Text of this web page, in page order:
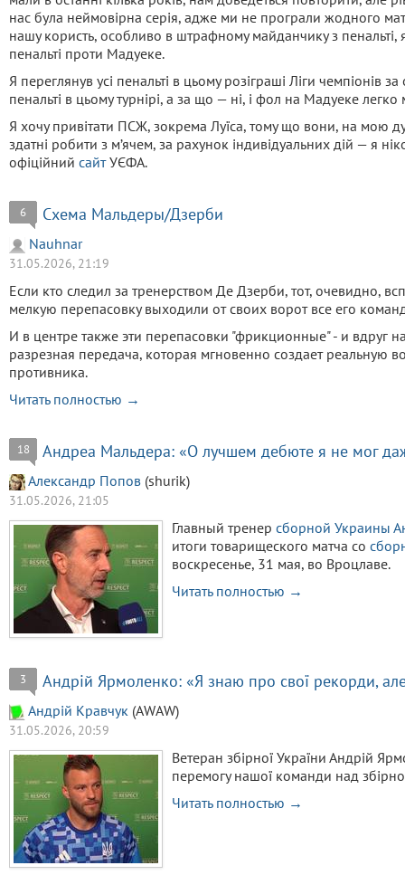
нас була неймовірна серія, адже ми не програли жодного
нашу користь, особливо в штрафному майданчику з
пенальті проти Мадуеке.
Я переглянув усі пенальті в цьому розіграші Ліги чемпіонів
пенальті в цьому турнірі, а за що — ні, і фол на Мадуеке легко
Я хочу привітати ПСЖ, зокрема Луїса, тому що вони, на мою
здатні робити з м’ячем, за рахунок індивідуальних дій — я
офіційний сайтУЄФА.
6 Схема Мальдеры/Дзерби
Nauhnar
31.05.2026, 21:19
Если кто следил за тренерством Де Дзерби, тот, очевидно,
мелкую перепасовку выходили от своих ворот все его
И в центре также эти перепасовки "фрикционные" - и вдруг
разрезная передача, которая мгновенно создает реальную
противника.
Читать полностью →
18 Андреа Мальдера: «О лучшем дебюте я не мог
Александр Попов (shurik)
31.05.2026, 21:05
Главный тренер сборной Украины
итоги товарищеского матча со
воскресенье, 31 мая, во Вроцлаве.
Читать полностью →
3 Андрій Ярмоленко: «Я знаю про свої рекорди,
Aндрiй Кравчук (AWAW)
31.05.2026, 20:59
Ветеран збірної України Андрій
перемогу нашої команди над
Читать полностью →